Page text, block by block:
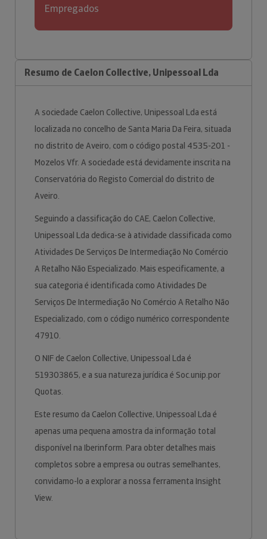
Empregados
Resumo de Caelon Collective, Unipessoal Lda
A sociedade Caelon Collective, Unipessoal Lda está
localizada no concelho de Santa Maria Da Feira, situada
no distrito de Aveiro, com o código postal 4535-201 -
Mozelos Vfr. A sociedade está devidamente inscrita na
Conservatória do Registo Comercial do distrito de
Aveiro.
Seguindo a classificação do CAE, Caelon Collective,
Unipessoal Lda dedica-se à atividade classificada como
Atividades De Serviços De Intermediação No Comércio
A Retalho Não Especializado. Mais especificamente, a
sua categoria é identificada como Atividades De
Serviços De Intermediação No Comércio A Retalho Não
Especializado, com o código numérico correspondente
47910.
O NIF de Caelon Collective, Unipessoal Lda é
519303865, e a sua natureza jurídica é Soc.unip.por
Quotas.
Este resumo da Caelon Collective, Unipessoal Lda é
apenas uma pequena amostra da informação total
disponível na Iberinform. Para obter detalhes mais
completos sobre a empresa ou outras semelhantes,
convidamo-lo a explorar a nossa ferramenta Insight
View.